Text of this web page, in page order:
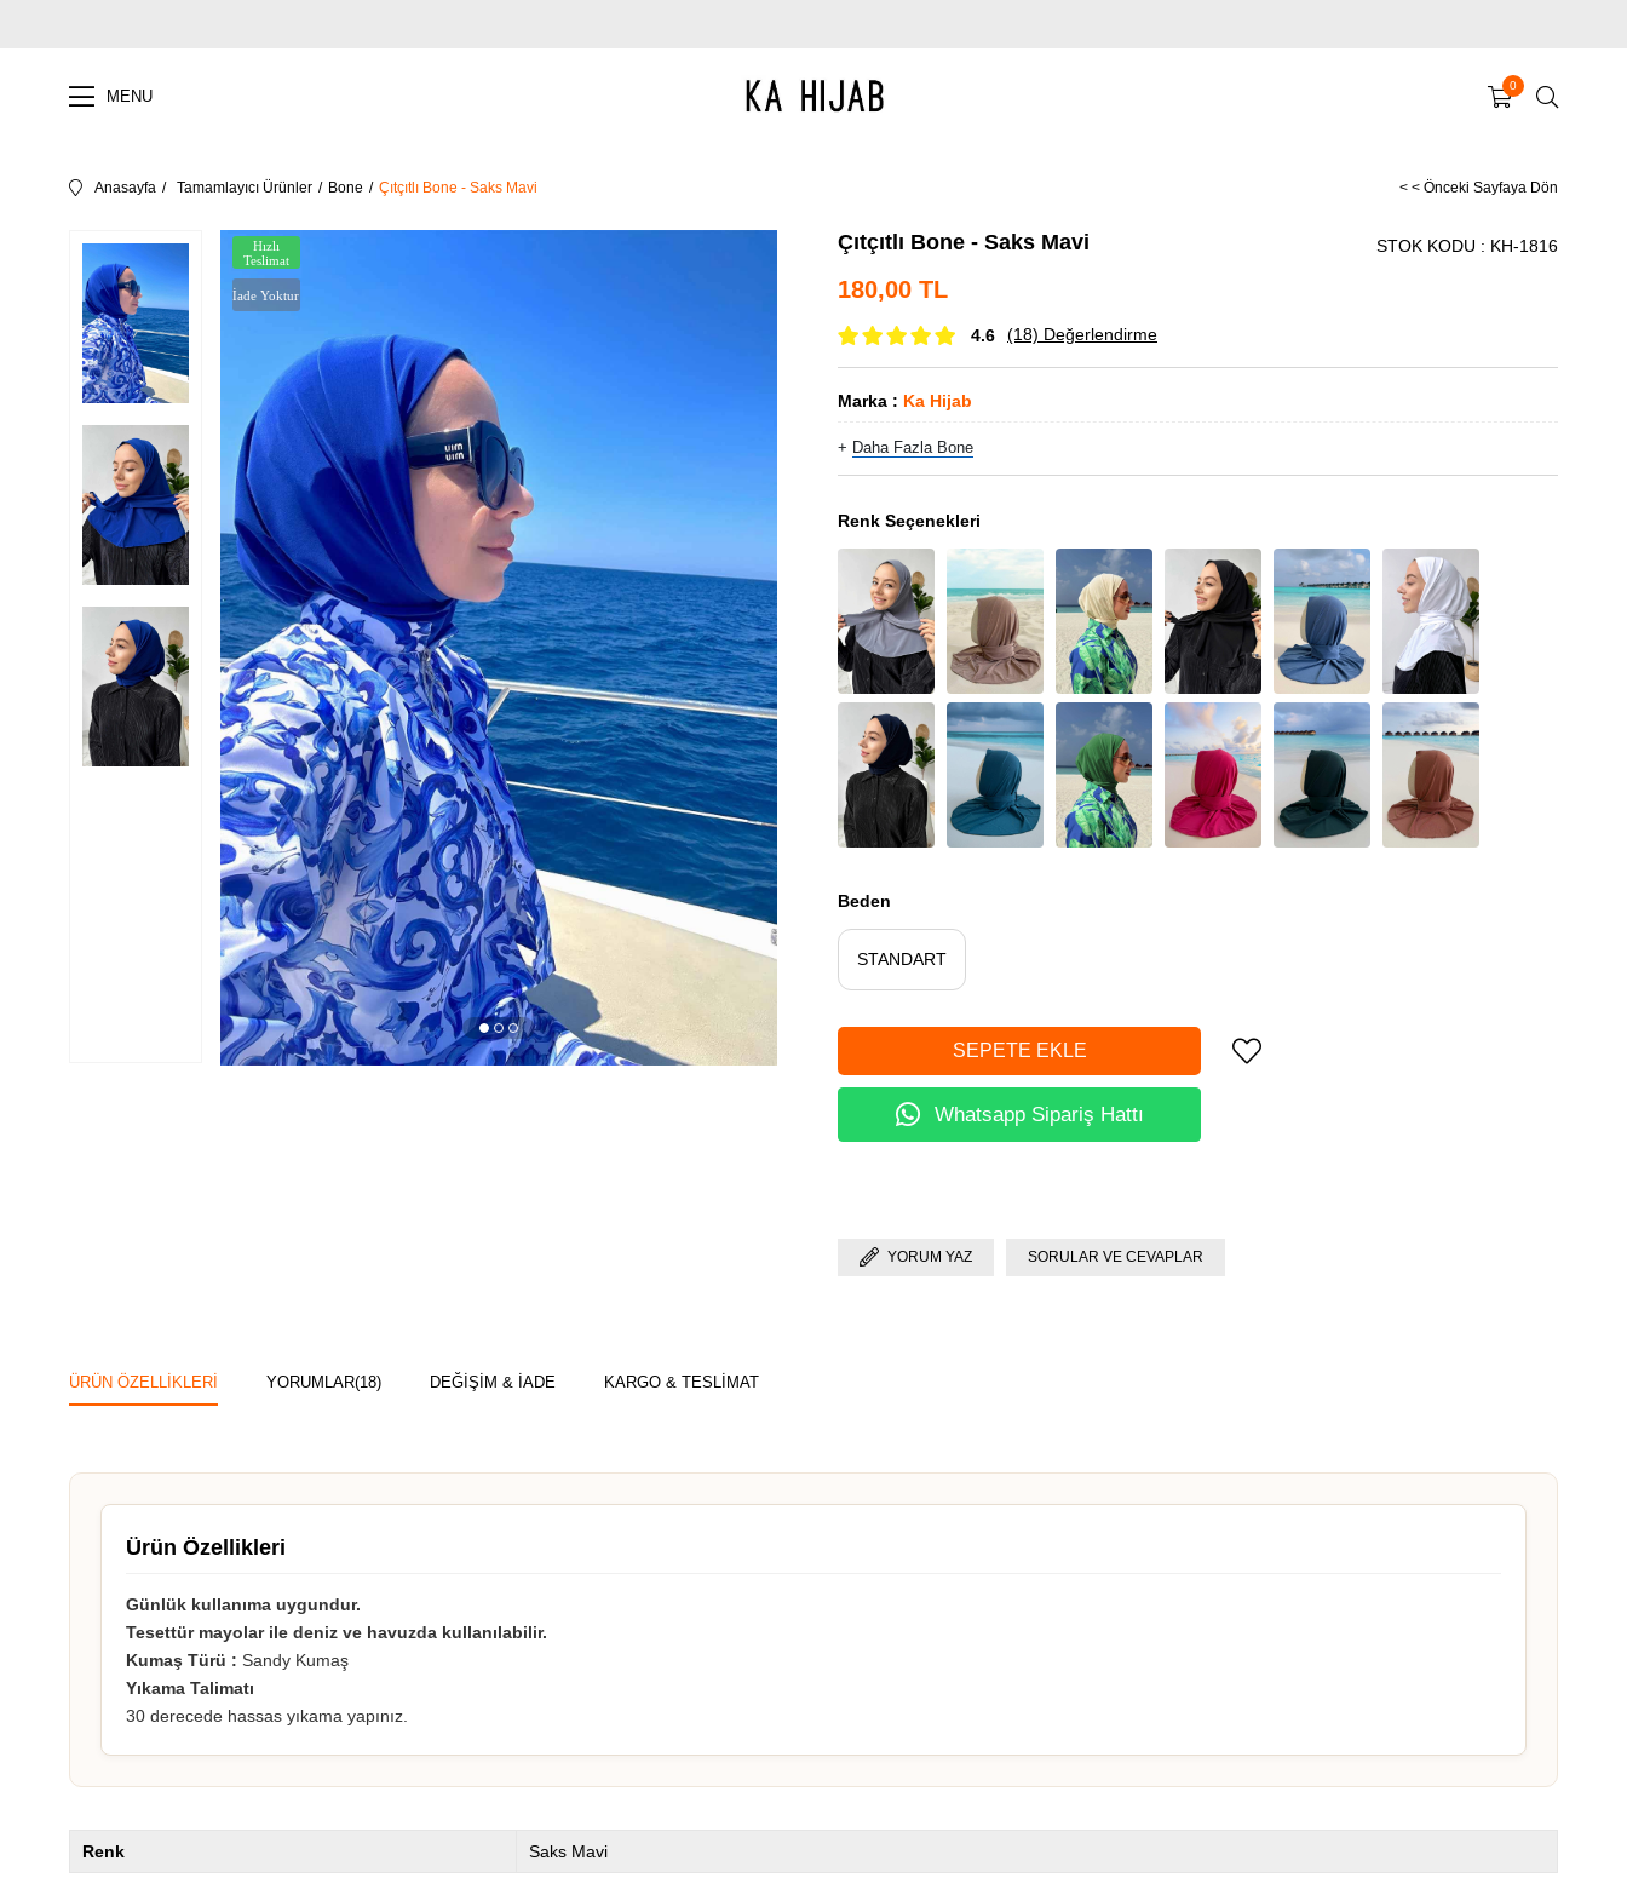
MENU
0
Anasayfa Tamamlayıcı Ürünler Bone Çıtçıtlı Bone - Saks Mavi < < Önceki Sayfaya Dön
İade Yoktur
Hızlı
Teslimat
Çıtçıtlı Bone - Saks Mavi STOK KODU KH-1816
180,00 TL
4.6 (18) Değerlendirme
Marka : Ka Hijab
+ Daha Fazla Bone
Renk Seçenekleri
Beden
STANDART
Whatsapp Sipariş Hattı
YORUM YAZ SORULAR VE CEVAPLAR
ÜRÜN ÖZELLIKLERI YORUMLAR(18) DEĞİŞİM & İADE KARGO & TESLİMAT
Ürün Özellikleri
Günlük kullanıma uygundur.
Tesettür mayolar ile deniz ve havuzda kullanılabilir.
Kumaş Türü : Sandy Kumaş
Yıkama Talimatı
30 derecede hassas yıkama yapınız.
Renk Saks Mavi